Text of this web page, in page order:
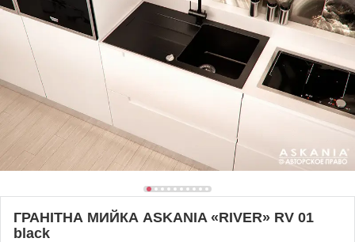
ГРАНІТНА МИЙКА ASKANIA «RIVER» RV 01
black